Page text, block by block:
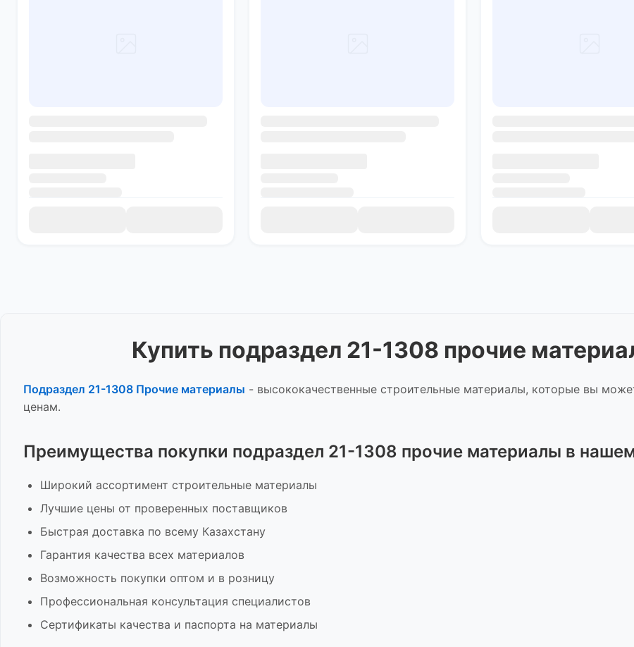
Купить подраздел 21-1308 прочие
Подраздел 21-1308 Прочие материалы - высококачественные строительные материалы, которые вы
ценам.
Преимущества покупки подраздел 21-1308 прочие материалы в
Широкий ассортимент строительные материалы
Лучшие цены от проверенных поставщиков
Быстрая доставка по всему Казахстану
Гарантия качества всех материалов
Возможность покупки оптом и в розницу
Профессиональная консультация специалистов
Сертификаты качества и паспорта на материалы